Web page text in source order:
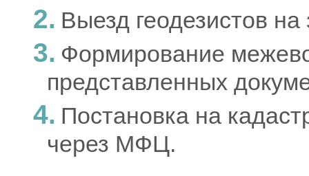
Выезд геодезистов
Формирование
представленных
Постановка на
через МФЦ.